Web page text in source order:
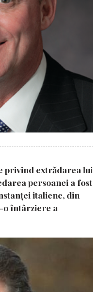
privind extrădarea lui
persoanei a fost
italiene, din
o întârziere a